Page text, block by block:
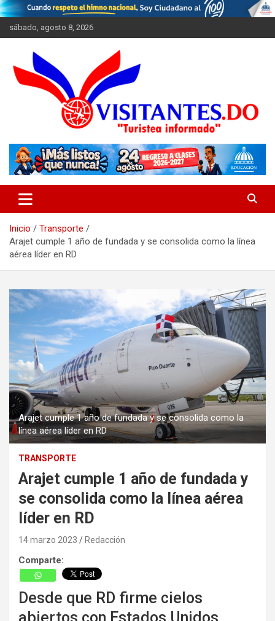
Saltar
al
contenido
sábado, agosto 8, 2026
Visitantes
Inicio
Transporte
Arajet cumple 1 año de fundada y se consolida como la línea
aérea líder en RD
Arajet cumple 1 año de fundada y se consolida como la
línea aérea líder en RD
TRANSPORTE
Arajet cumple 1 año de fundada y
se consolida como la línea aérea
líder en RD
14 marzo 2023 Redacción
Comparte:
Desde que RD firme cielos